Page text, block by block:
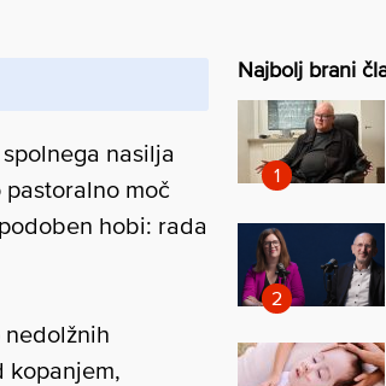
nasilja
moč
hobi: rada
kopanjem,
Najbolj brani